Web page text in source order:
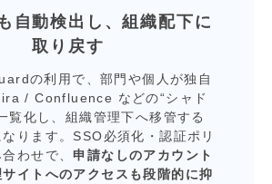
⾃動検出し、組織配下に
取り戻す
の利⽤で、部⾨や個⼈が独⾃
/ Confluence などの“シャド
覧化し、組織管理下へ移管する
ります。SSO必須化・認証ポリ
わせで、申請なしのアカウント
イトへのアクセスも段階的に抑